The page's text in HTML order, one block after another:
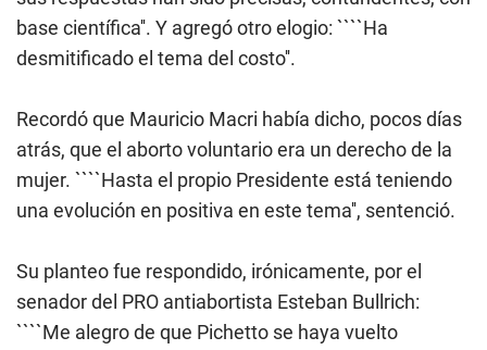
base científica''. Y agregó otro elogio: ````Ha
desmitificado el tema del costo''.­
Recordó que Mauricio Macri había dicho, pocos días
atrás, que el aborto voluntario era un derecho de la
mujer. ````Hasta el propio Presidente está teniendo
una evolución en positiva en este tema'', sentenció.­
Su planteo fue respondido, irónicamente, por el
senador del PRO antiabortista Esteban Bullrich:
````Me alegro de que Pichetto se haya vuelto